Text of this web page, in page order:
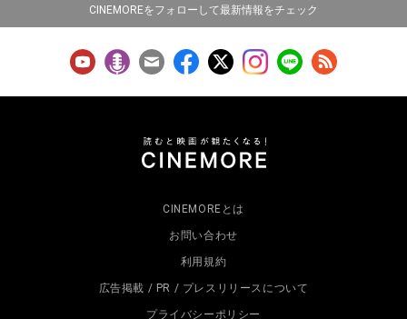
CINEMOREをフォローして最新情報をチェック
CINEMOREとは
お問い合わせ
利用規約
広告掲載 / PR / プレスリリースについて
プライバシーポリシー